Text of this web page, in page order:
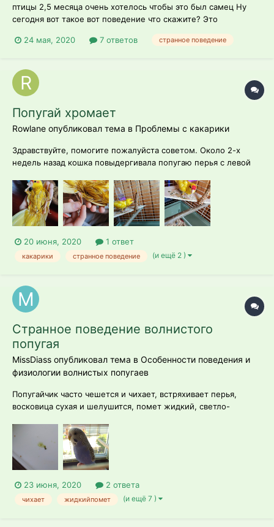
птицы 2,5 месяца очень хотелось чтобы это был самец Ну
сегодня вот такое вот поведение что скажите? Это
любое ваше мнение заранее благодарю
24 мая, 2020 7 ответов странное поведение
Попугай хромает
Rowlane опубликовал тема в Проблемы с какарики
Здравствуйте, помогите пожалуйста советом. Около 2-х
недель назад кошка повыдергивала попугаю перья с левой
Продезинфекцировали фурацилин, мазали также ее эпланом,
кетоналом для обезболивания, а также сделали для птички
насест в углу, что бы было где спать с бол...
20 июня, 2020 1 ответ
какарики странное поведение (и ещё 2 )
Странное поведение волнистого
попугая
MissDiass опубликовал тема в Особенности поведения и
физиологии волнистых попугаев
Попугайчик часто чешется и чихает, встряхивает перья,
восковица сухая и шелушится, помет жидкий, светло-
23 июня, 2020 2 ответа
чихает жидкийпомет (и ещё 7 )